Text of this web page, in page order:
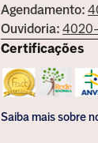
Agendamento:
Ouvidoria:
Certificações
Saiba mais sobre